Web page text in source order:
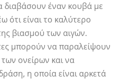
διαβάσουν έναν κουβά με
ότι είναι το καλύτερο
βιασμού των αιγών.
μπορούν να παραλείψουν
ονείρων και να
η οποία είναι αρκετά